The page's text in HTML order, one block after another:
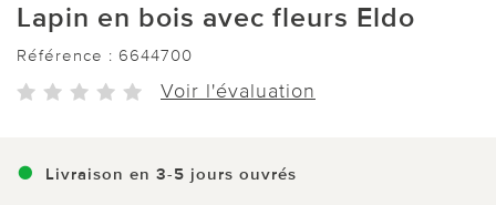
Lapin en bois avec fleurs Eldo
Référence : 6644700
Voir l'évaluation
Livraison en 3-5 jours ouvrés